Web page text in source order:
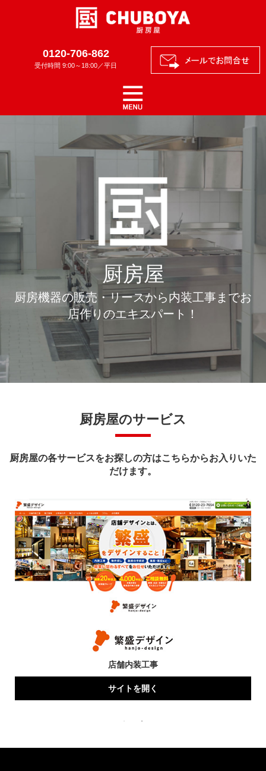
0120-706-862
受付時間 9:00～18:00／平日
厨房屋
厨房機器の販売・リースから内装工事までお
店作りのエキスパート！
厨房屋のサービス
厨房屋の各サービスをお探しの方はこちらからお入りいた
だけます。
店舗内装工事
サイトを開く